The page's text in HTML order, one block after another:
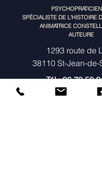
SPÉCIALISTE DE L'HISTOIRE
ANIMATRICE
AUTEURE
1293 route de
38110 St-Jean-de-
Tél :06 79 59
TIPI portage